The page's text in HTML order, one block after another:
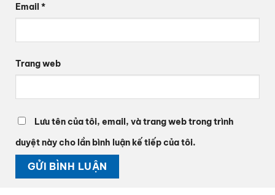
Email *
Trang web
Lưu tên của tôi, email, và trang web trong trình
duyệt này cho lần bình luận kế tiếp của tôi.